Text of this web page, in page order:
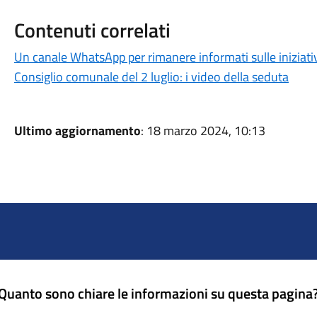
Contenuti correlati
Un canale WhatsApp per rimanere informati sulle
Consiglio comunale del 2 luglio: i video della seduta
Ultimo aggiornamento: 18 marzo 2024, 10:13
sono chiare le informazioni su questa